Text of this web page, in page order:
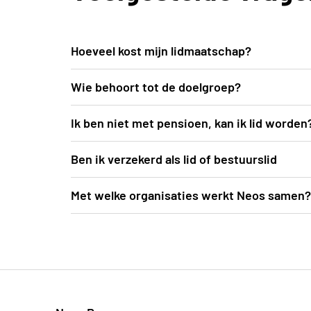
Hoeveel kost mijn lidmaatschap?
Het lidgeld voor 2026 bedraagt 35 EUR.
Wie behoort tot de doelgroep?
Iedereen is welkom. Leeftijd speelt geen
Ik ben niet met pensioen, kan ik lid
Ja, iedereen kan lid worden. Je moet er
Ben ik verzekerd als lid of bestuurslid
Op al onze activiteiten ben je verzekerd.
Met welke organisaties werkt Neos samen?